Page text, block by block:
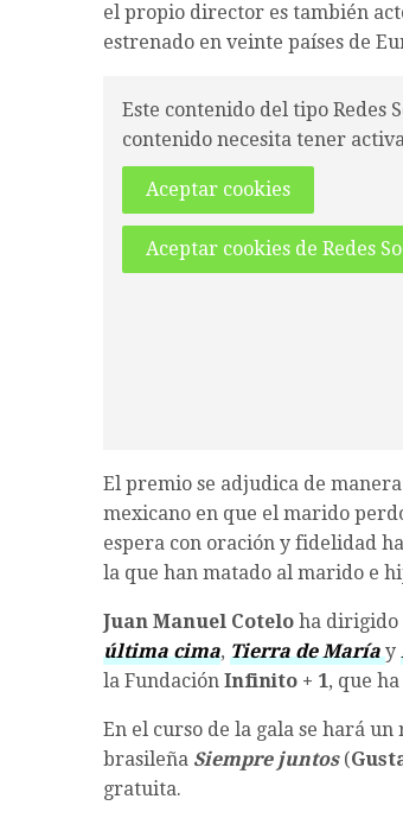
el propio director es también
estrenado en veinte países de
Este contenido del tipo Redes
contenido necesita tener
Aceptar cookies
Aceptar cookies de Redes
El premio se adjudica de
mexicano en que el marido
espera con oración y fidelidad
la que han matado al marido e
Juan Manuel Cotelo ha dirigido
última cima, Tierra de María y
la Fundación Infinito + 1, que
En el curso de la gala se hará
brasileña Siempre juntos(
gratuita.